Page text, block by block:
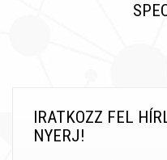
IRATKOZZ FEL
NYERJ!